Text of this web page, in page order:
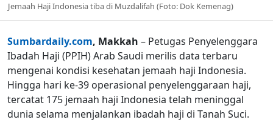
Jemaah Haji Indonesia tiba di Muzdalifah (Foto: Dok Kemenag)
Sumbardaily.com, Makkah – Petugas Penyelenggara
Ibadah Haji (PPIH) Arab Saudi merilis data terbaru
mengenai kondisi kesehatan jemaah haji Indonesia.
Hingga hari ke-39 operasional penyelenggaraan haji,
tercatat 175 jemaah haji Indonesia telah meninggal
dunia selama menjalankan ibadah haji di Tanah Suci.